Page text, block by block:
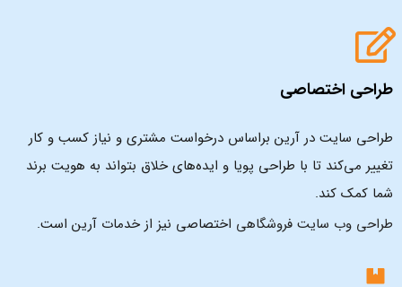
طراحی اختصاصی
طراحی سایت در آرین براساس درخواست مشتری و نیاز کسب و کار
تغییر می‌کند تا با طراحی پویا و ایده‌های خلاق بتواند به هویت برند
شما کمک کند.
طراحی وب سایت فروشگاهی اختصاصی نیز از خدمات آرین است.